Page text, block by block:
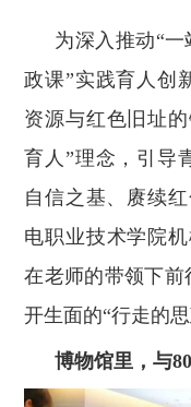
为深入推动“
政课”实践育人创
资源与红色旧址
育人”理念，引导
自信之基、赓续
电职业技术学院
在老师的带领下前
开生面的“行走的思
博物馆里，与